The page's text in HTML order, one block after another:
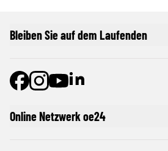
Online Netzwerk oe24
Bleiben Sie auf dem Laufenden